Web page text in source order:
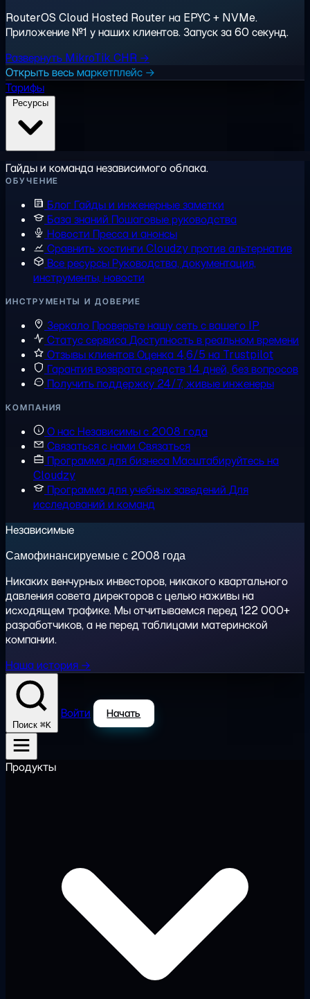
RouterOS Cloud Hosted Router на EPYC + NVMe.
Приложение №1 у наших клиентов. Запуск за 60 секунд.
Развернуть MikroTik CHR →
Открыть весь маркетплейс →
Тарифы
Гайды и команда независимого облака.
ОБУЧЕНИЕ
Блог Гайды и инженерные заметки
База знаний Пошаговые руководства
Новости Пресса и анонсы
Сравнить хостинги Cloudzy против альтернатив
Все ресурсыРуководства, документация,
инструменты, новости
ИНСТРУМЕНТЫ И ДОВЕРИЕ
Зеркало Проверьте нашу сеть с вашего IP
Статус сервисаДоступность в реальном времени
Отзывы клиентовОценка 4,6/5 на Trustpilot
Гарантия возврата средств14 дней, без вопросов
Получить поддержку 24/7, живые инженеры
КОМПАНИЯ
О насНезависимы с 2008 года
Связаться с нами Связаться
Программа для бизнесаМасштабируйтесь на
Cloudzy
Программа для учебных заведений Для
исследований и команд
Независимые
Самофинансируемые с 2008 года
Никаких венчурных инвесторов, никакого квартального
давления совета директоров с целью наживы на
исходящем трафике. Мы отчитываемся перед 122 000+
разработчиков, а не перед таблицами материнской
компании.
Наша история →
Поиск ⌘K
Войти Начать
Продукты